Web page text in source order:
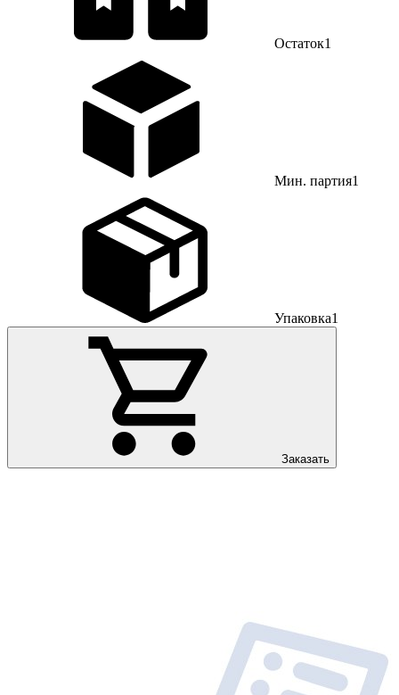
Остаток1
Мин. партия1
Упаковка1
Заказать